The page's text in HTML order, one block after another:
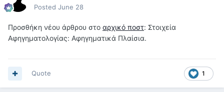
Posted June 28
Προσθήκη νέου άρθρου στο αρχικό ποστ: Στοιχεία
Αφηγηματολογίας: Αφηγηματικά Πλαίσια.
1
Quote